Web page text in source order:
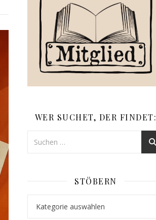
WER SUCHET, DER FINDET:
STÖBERN